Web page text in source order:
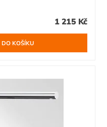
1 215 Kč